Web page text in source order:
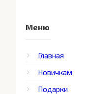
Меню
Главная
Новичкам
Подарки